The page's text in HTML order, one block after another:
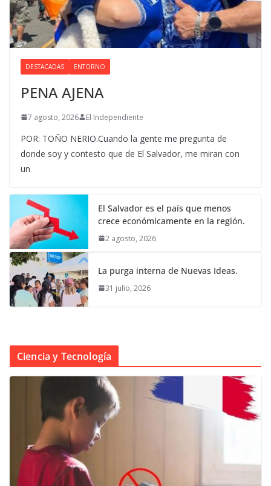
DESTACADAS ENTORNO
PENA AJENA
7 agosto, 2026 El Independiente
POR: TOÑO NERIO.Cuando la gente me pregunta de
donde soy y contesto que de El Salvador, me miran con
un
El Salvador es el país que menos
crece económicamente en la región.
2 agosto, 2026
La purga interna de Nuevas Ideas.
31 julio, 2026
Ciencia y Tecnología